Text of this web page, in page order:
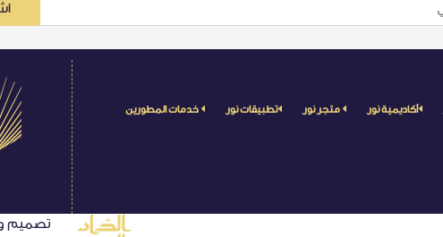
أكاديمية نور متجر نور تطبيقات نور خدمات المطورين
تصميم